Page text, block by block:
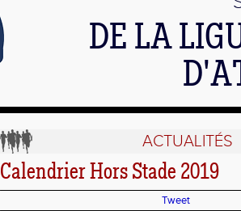
DE LA
ACTUALITÉS
Calendrier Hors Stade 2019
Tweet